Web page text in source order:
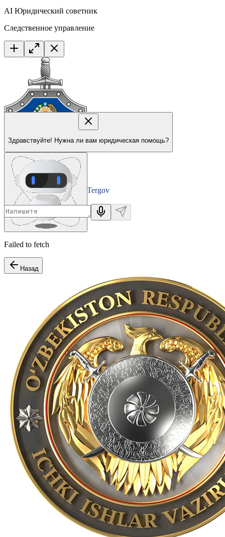
AI Юридический советник
Следственное управление
Tergov
Departamenti
Здравствуйте! Нужна ли вам юридическая помощь?
Failed to fetch
Назад